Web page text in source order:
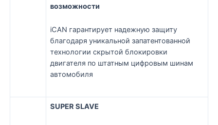
возможности
iCAN гарантирует надежную защиту
благодаря уникальной запатентованной
технологии скрытой блокировки
двигателя по штатным цифровым шинам
автомобиля
SUPER SLAVE